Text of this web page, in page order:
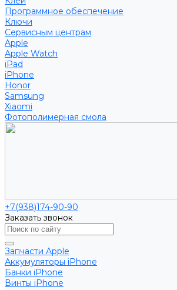
Программное обеспечение
Ключи
Сервисным центрам
Apple
Apple Watch
iPad
iPhone
Honor
Samsung
Xiaomi
Фотополимерная смола
+7(938)174-90-90
Заказать звонок
Запчасти Apple
Аккумуляторы iPhone
Банки iPhone
Винты iPhone